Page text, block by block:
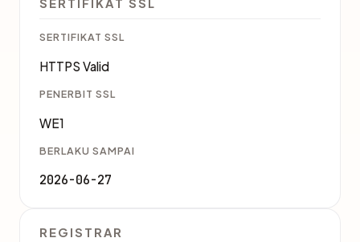
SERTIFIKAT SSL
SERTIFIKAT SSL
HTTPS Valid
PENERBIT SSL
WE1
BERLAKU SAMPAI
2026-06-27
REGISTRAR